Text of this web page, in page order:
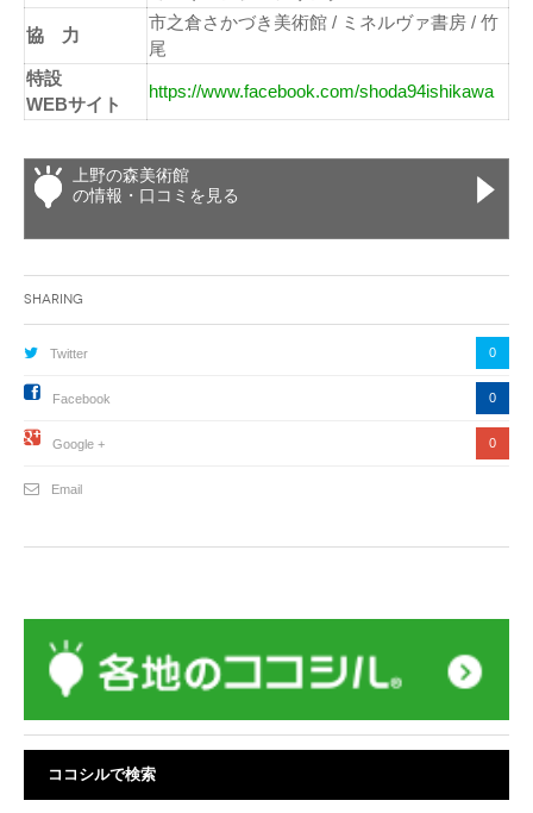
協 力
市之倉さかづき美術館 / ミネルヴァ書房 / 竹
尾
特設
WEBサイト
https://www.facebook.com/shoda94ishikawa
上野の森美術館
の情報・口コミを見る
Sharing
Twitter 0
Facebook 0
Google + 0
Email
ココシルで検索